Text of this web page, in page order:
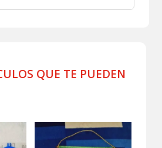
QUE TE PUEDEN